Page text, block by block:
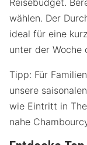
Reisebudget.
wählen. Der
ideal für eine
unter der Woche
Tipp: Für
unsere
wie Eintritt in
nahe